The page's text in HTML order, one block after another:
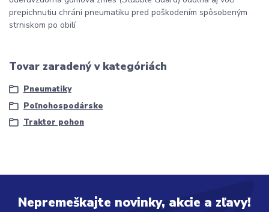
prepichnutiu chráni pneumatiku pred poškodením spôsobeným
strniskom po obilí
Tovar zaradený v kategóriách
Pneumatiky
Poľnohospodárske
Traktor pohon
Nepremeškajte novinky, akcie a zľavy!